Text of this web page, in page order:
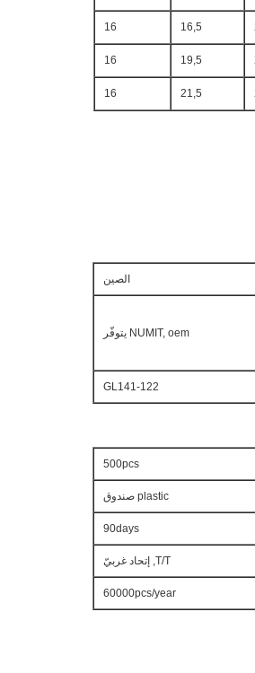
16,5
16
19,5
16
21,5
16
الصين
NUMIT, oem يتوفّر
GL141-122
500pcs
plastic صندوق
90days
T/T, إتحاد غربيّ
60000pcs/year